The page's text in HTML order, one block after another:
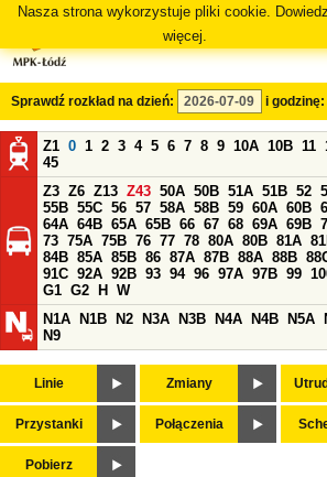
Nasza strona wykorzystuje pliki cookie.
więcej.
Sprawdź rozkład na dzień: i godzinę:
Z1 0 1 2 3 4 5 6 7 8 9 10A 10B 11
45
Z3 Z6 Z13 Z43 50A 50B 51A 51B 52
55B 55C 56 57 58A 58B 59 60A 60B
64A 64B 65A 65B 66 67 68 69A 69B
73 75A 75B 76 77 78 80A 80B 81A
84B 85A 85B 86 87A 87B 88A 88B
91C 92A 92B 93 94 96 97A 97B 99
G1 G2 H
W
N1A
N1B N2 N3A N3B N4A N4B N5A
N9
Linie Zmiany
Przystanki Połączenia
Pobierz